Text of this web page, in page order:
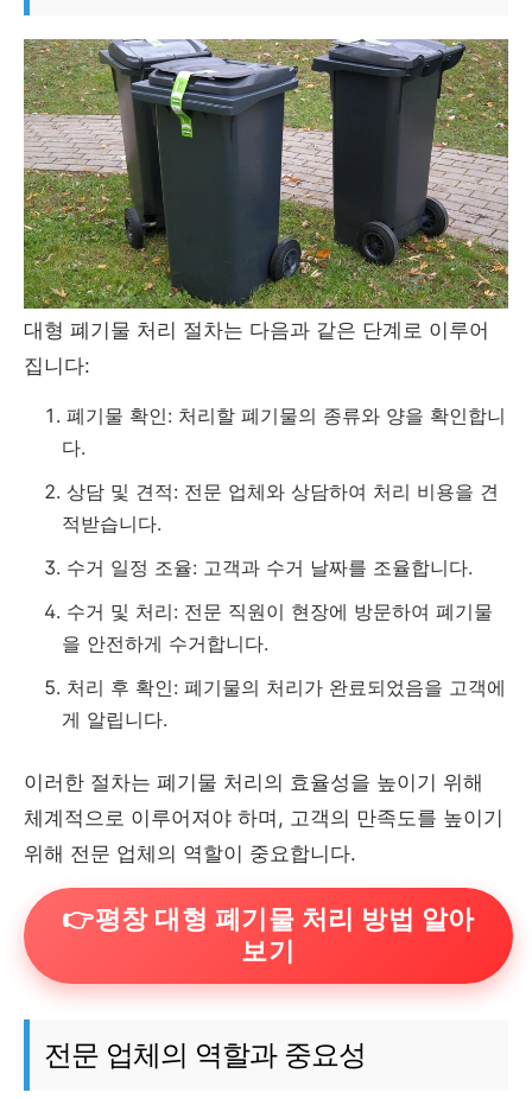
대형 폐기물 처리 절차는 다음과 같은 단계로 이루어
집니다:
폐기물 확인: 처리할 폐기물의 종류와 양을 확인합니
다.
상담 및 견적: 전문 업체와 상담하여 처리 비용을 견
적받습니다.
수거 일정 조율: 고객과 수거 날짜를 조율합니다.
수거 및 처리: 전문 직원이 현장에 방문하여 폐기물
을 안전하게 수거합니다.
처리 후 확인: 폐기물의 처리가 완료되었음을 고객에
게 알립니다.
이러한 절차는 폐기물 처리의 효율성을 높이기 위해
체계적으로 이루어져야 하며, 고객의 만족도를 높이기
위해 전문 업체의 역할이 중요합니다.
👉평창 대형 폐기물 처리 방법 알아
보기
전문 업체의 역할과 중요성